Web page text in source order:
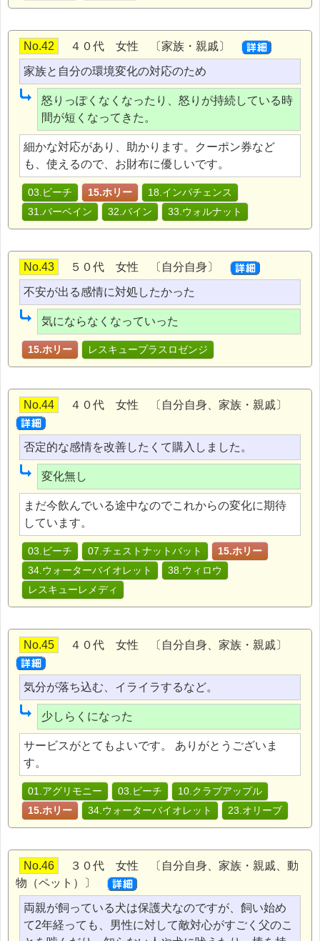
No.42 ４０代 女性 〔家族・親戚〕
家族と自分の環境変化の対応のため
怒りっぽくなくなったり、怒りが持続している時
間が短くなってきた。
細かな対応があり、助かります。クーポン券など
も、使えるので、お財布に優しいです。
03.ビーチ 15.ホリー
18.インパチェンス
31.バーベイン
32.バイン 33.ウォルナット
No.43 ５０代 女性 〔自分自身〕
不安が出る感情に対処したかった
気にならなくなっていった
15.ホリー レスキュープラスロゼンジ
No.44 ４０代 女性 〔自分自身、家族・親戚〕
否定的な感情を改善したくて購入しました。
変化無し
まだ今飲んでいる途中なのでこれからの変化に期待
しています。
03.ビーチ 07.チェストナットバット
15.ホリー
34.ウォーターバイオレット
38.ウィロウ
レスキューレメディ
No.45 ４０代 女性 〔自分自身、家族・親戚〕
気分が落ち込む、イライラするなど。
少しらくになった
サービスがとてもよいです。 ありがとうございま
す。
01.アグリモニー 03.ビーチ
10.クラブアップル
15.ホリー
34.ウォーターバイオレット 23.オリーブ
No.46
３０代 女性 〔自分自身、家族・親戚、動
物（ペット）〕
両親が飼っている犬は保護犬なのですが、飼い始め
て2年経っても、男性に対して敵対心がすごく父のこ